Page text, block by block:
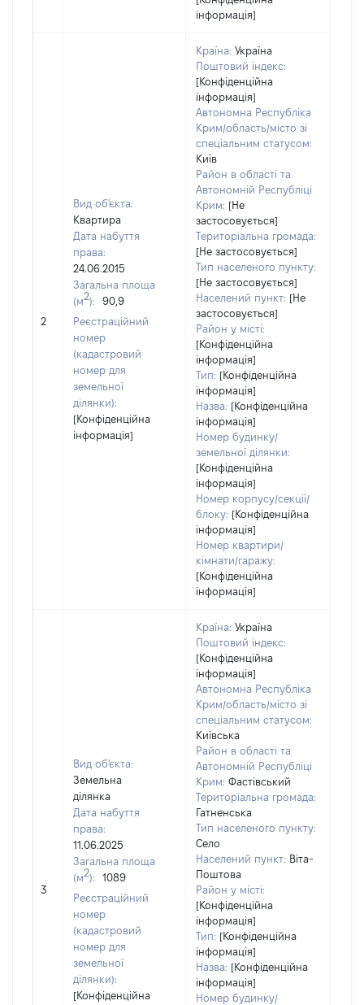
інформація]
2
Вид об'єкта:
Квартира
Дата набуття
права:
24.06.2015
Загальна площа
(м2):
90,9
Реєстраційний
номер
(кадастровий
номер для
земельної
ділянки):
[Конфіденційна
інформація]
Країна: Україна
Поштовий індекс:
[Конфіденційна
інформація]
Автономна Республіка
Крим/область/місто зі
спеціальним статусом:
Київ
Район в області та
Автономній Республіці
Крим: [Не
застосовується]
Територіальна громада:
[Не застосовується]
Тип населеного пункту:
[Не застосовується]
Населений пункт: [Не
застосовується]
Район у місті:
[Конфіденційна
інформація]
Тип: [Конфіденційна
інформація]
Назва: [Конфіденційна
інформація]
Номер будинку/
земельної ділянки:
[Конфіденційна
інформація]
Номер корпусу/секції/
блоку: [Конфіденційна
інформація]
Номер квартири/
кімнати/гаражу:
[Конфіденційна
інформація]
3
Вид об'єкта:
Земельна
ділянка
Дата набуття
права:
11.06.2025
Загальна площа
(м2):
1089
Реєстраційний
номер
(кадастровий
номер для
земельної
ділянки):
[Конфіденційна
Країна: Україна
Поштовий індекс:
[Конфіденційна
інформація]
Автономна Республіка
Крим/область/місто зі
спеціальним статусом:
Київська
Район в області та
Автономній Республіці
Крим: Фастівський
Територіальна громада:
Гатненська
Тип населеного пункту:
Село
Населений пункт: Віта-
Поштова
Район у місті:
[Конфіденційна
інформація]
Тип: [Конфіденційна
інформація]
Назва: [Конфіденційна
інформація]
Номер будинку/